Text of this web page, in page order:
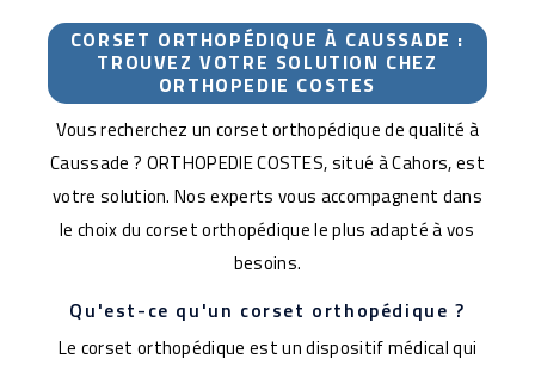
CORSET ORTHOPÉDIQUE À CAUSSADE :
TROUVEZ VOTRE SOLUTION CHEZ
ORTHOPEDIE COSTES
Vous recherchez un corset orthopédique de qualité à
Caussade ? ORTHOPEDIE COSTES, situé à Cahors, est
votre solution. Nos experts vous accompagnent dans
le choix du corset orthopédique le plus adapté à vos
besoins.
Qu'est-ce qu'un corset orthopédique ?
Le corset orthopédique est un dispositif médical qui